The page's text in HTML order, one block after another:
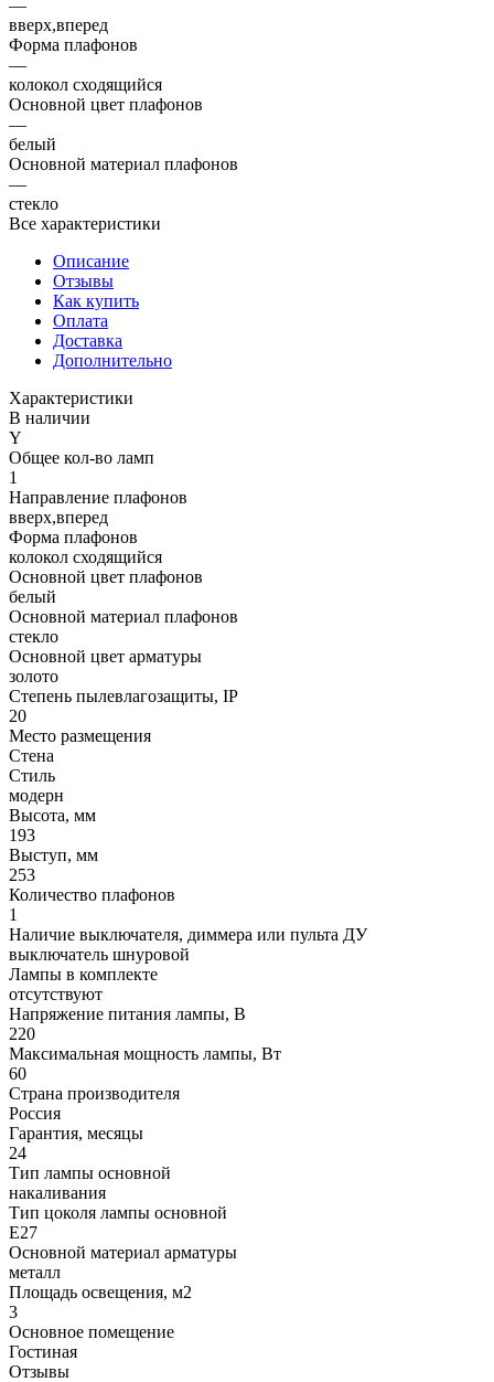
—
вверх,вперед
Форма плафонов
—
колокол сходящийся
Основной цвет плафонов
—
белый
Основной материал плафонов
—
стекло
Все характеристики
Описание
Отзывы
Как купить
Оплата
Доставка
Дополнительно
Характеристики
В наличии
Y
Общее кол-во ламп
1
Направление плафонов
вверх,вперед
Форма плафонов
колокол сходящийся
Основной цвет плафонов
белый
Основной материал плафонов
стекло
Основной цвет арматуры
золото
Степень пылевлагозащиты, IP
20
Место размещения
Стена
Стиль
модерн
Высота, мм
193
Выступ, мм
253
Количество плафонов
1
Наличие выключателя, диммера или пульта ДУ
выключатель шнуровой
Лампы в комплекте
отсутствуют
Напряжение питания лампы, В
220
Максимальная мощность лампы, Вт
60
Страна производителя
Россия
Гарантия, месяцы
24
Тип лампы основной
накаливания
Тип цоколя лампы основной
E27
Основной материал арматуры
металл
Площадь освещения, м2
3
Основное помещение
Гостиная
Отзывы